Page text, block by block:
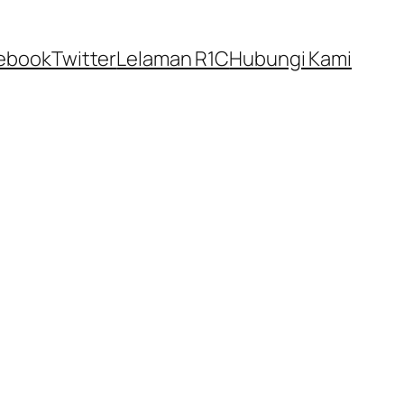
TwitterLelaman R1CHubungi Kami